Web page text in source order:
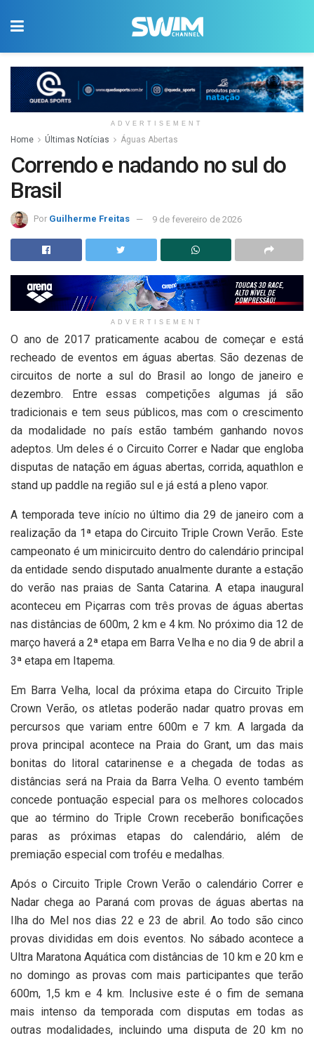
ADVERTISEMENT
Home Últimas Notícias Águas Abertas
Correndo e nadando no sul do
Brasil
Por Guilherme Freitas 9 de fevereiro de 2026
ADVERTISEMENT
O ano de 2017 praticamente acabou de começar e está
recheado de eventos em águas abertas. São dezenas de
circuitos de norte a sul do Brasil ao longo de janeiro e
dezembro. Entre essas competições algumas já são
tradicionais e tem seus públicos, mas com o crescimento
da modalidade no país estão também ganhando novos
adeptos. Um deles é o Circuito Correr e Nadar que engloba
disputas de natação em águas abertas, corrida, aquathlon e
stand up paddle na região sul e já está a pleno vapor.
A temporada teve início no último dia 29 de janeiro com a
realização da 1ª etapa do Circuito Triple Crown Verão. Este
campeonato é um minicircuito dentro do calendário principal
da entidade sendo disputado anualmente durante a estação
do verão nas praias de Santa Catarina. A etapa inaugural
aconteceu em Piçarras com três provas de águas abertas
nas distâncias de 600m, 2 km e 4 km. No próximo dia 12 de
março haverá a 2ª etapa em Barra Velha e no dia 9 de abril a
3ª etapa em Itapema.
Em Barra Velha, local da próxima etapa do Circuito Triple
Crown Verão, os atletas poderão nadar quatro provas em
percursos que variam entre 600m e 7 km. A largada da
prova principal acontece na Praia do Grant, um das mais
bonitas do litoral catarinense e a chegada de todas as
distâncias será na Praia da Barra Velha. O evento também
concede pontuação especial para os melhores colocados
que ao término do Triple Crown receberão bonificações
paras as próximas etapas do calendário, além de
premiação especial com troféu e medalhas.
Após o Circuito Triple Crown Verão o calendário Correr e
Nadar chega ao Paraná com provas de águas abertas na
Ilha do Mel nos dias 22 e 23 de abril. Ao todo são cinco
provas divididas em dois eventos. No sábado acontece a
Ultra Maratona Aquática com distâncias de 10 km e 20 km e
no domingo as provas com mais participantes que terão
600m, 1,5 km e 4 km. Inclusive este é o fim de semana
mais intenso da temporada com disputas em todas as
outras modalidades, incluindo uma disputa de 20 km no